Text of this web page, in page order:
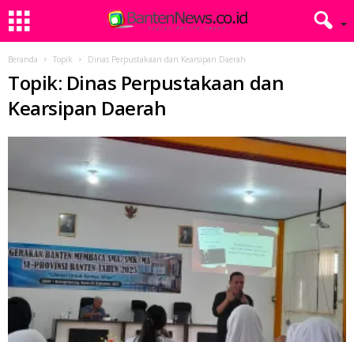
Beranda Topik Dinas Perpustakaan dan Kearsipan Daerah
Topik: Dinas Perpustakaan dan
Kearsipan Daerah